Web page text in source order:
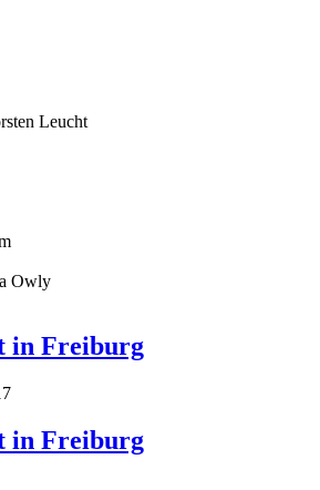
Leucht
Owly
in Freiburg
in Freiburg